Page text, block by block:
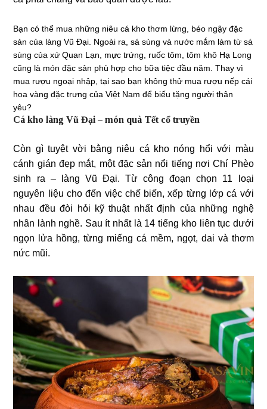
Bạn có thể mua những niêu cá kho thơm lừng, béo ngậy đặc
sản của làng Vũ Đại. Ngoài ra, sá sùng và nước mắm làm từ sá
sùng của xứ Quan Lạn, mực trứng, ruốc tôm, tôm khô Hạ Long
cũng là món đặc sản phù hợp cho bữa tiệc đầu năm. Thay vì
mua rượu ngoại nhập, tại sao bạn không thử mua rượu nếp cái
hoa vàng đặc trưng của Việt Nam để biếu tặng người thân
yêu?
Cá kho làng Vũ Đại – món quà Tết cổ truyền
Còn gì tuyệt vời bằng niêu cá kho nóng hổi với màu
cánh gián đẹp mắt, một đặc sản nổi tiếng nơi Chí Phèo
sinh ra – làng Vũ Đại. Từ công đoạn chọn 11 loại
nguyên liệu cho đến việc chế biến, xếp từng lớp cá với
nhau đều đòi hỏi kỹ thuật nhất định của những nghệ
nhân lành nghề. Sau ít nhất là 14 tiếng kho liên tục dưới
ngọn lửa hồng, từng miếng cá mềm, ngọt, dai và thơm
nức mũi.